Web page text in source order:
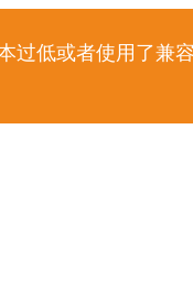
过低或者使用了兼